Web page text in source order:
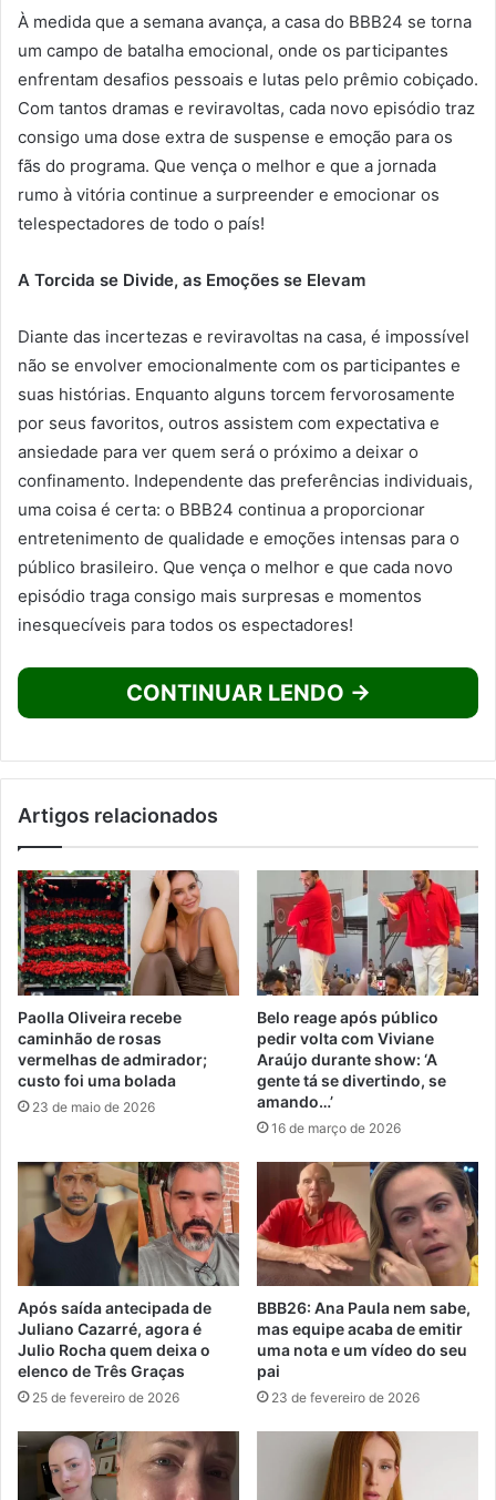
À medida que a semana avança, a casa do BBB24 se torna
um campo de batalha emocional, onde os participantes
enfrentam desafios pessoais e lutas pelo prêmio cobiçado.
Com tantos dramas e reviravoltas, cada novo episódio traz
consigo uma dose extra de suspense e emoção para os
fãs do programa. Que vença o melhor e que a jornada
rumo à vitória continue a surpreender e emocionar os
telespectadores de todo o país!
A Torcida se Divide, as Emoções se Elevam
Diante das incertezas e reviravoltas na casa, é impossível
não se envolver emocionalmente com os participantes e
suas histórias. Enquanto alguns torcem fervorosamente
por seus favoritos, outros assistem com expectativa e
ansiedade para ver quem será o próximo a deixar o
confinamento. Independente das preferências individuais,
uma coisa é certa: o BBB24 continua a proporcionar
entretenimento de qualidade e emoções intensas para o
público brasileiro. Que vença o melhor e que cada novo
episódio traga consigo mais surpresas e momentos
inesquecíveis para todos os espectadores!
CONTINUAR LENDO →
Artigos relacionados
Paolla Oliveira recebe
caminhão de rosas
vermelhas de admirador;
custo foi uma bolada
23 de maio de 2026
Belo reage após público
pedir volta com Viviane
Araújo durante show: ‘A
gente tá se divertindo, se
amando…’
16 de março de 2026
Após saída antecipada de
Juliano Cazarré, agora é
Julio Rocha quem deixa o
elenco de Três Graças
25 de fevereiro de 2026
BBB26: Ana Paula nem sabe,
mas equipe acaba de emitir
uma nota e um vídeo do seu
pai
23 de fevereiro de 2026